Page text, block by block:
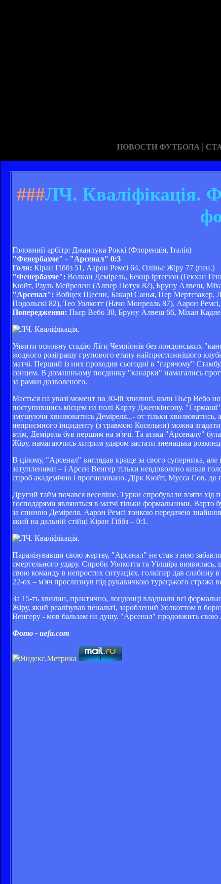
НОВОСТИ ФУТБОЛА |
###ЛЧ. Кваліфікація.
Головний арбітр: Джанлука Роккі (Флоренція, Італія)
"Фенербахче" - "Арсенал" 0:3
Голи: Кіран Гіббз 51, Аарон Ремсі 64, Олівьє Жіру 77 (пен.)
"Фенербахче": Волкан Демірель, Бекир Іртегюн (Гекхан
Кюйт, Рауль Мейрелеш (Алпер Потук 82), Бруну Алвеш,
"Арсенал": Войцех Щесни, Бакарі Санья, Пер Мертезакер,
Подольскі 82), Тео Уолкотт (Начо Монреаль 87), Аарон Ремсі,
Попередження: Пьєр Вебо 30, Бруну Алвеш 66, Міхал
Уявити основну стадію Ліги Чемпіонів без лондонських
жодного розіграшу групового етапу найпрестижнішого
матчі. Перший із них проходив сьогодні в "гарячому"
сонцем. В домашньому поєдинку "канарки" намагались
за рамки дозволеного.
Мається на увазі момент на 30-ій хвилині, коли Пьєр Вебо
поступившись місцем на полі Карлу Дженкінсону.
змушуючи хвилюватись Деміреля...- от тільки
неприємного інциденту (з травмою Косельни) можна
втім, Демірель був першим на м'ячі. Та атака "Арсеналу"
Жіру, намагаючись хитрим ударом застати зненацька
В цілому, "Арсенал" виглядав краще за свого суперника,
затупленими – і Арсен Венгер тільки невдоволено кивав
спроб академічно і прогнозовано. Дірк Кюйт, Мусса Сов, до
Другий тайм почався веселіше. Турки спробували взяти
господарями являються в матчі тільки формальними. Варто
за спиною Деміреля. Аарон Ремсі тонкою передачею
який на дальній стійці Кіран Гіббз – 0:1.
Паралізувавши свою жертву, "Арсенал" не став з нею
смертельного удару. Спроби Уолкотта та Уілшіра
свою команду в непростих ситуаціях, голкіпер дав слабину
22-ох – м'яч прослизнув під рукавичкою турецького стража
За 15-ть хвилин, практично, лондонці владнали всі
Жіру, який реалізував пенальті, зароблений Уолкоттом в
Венгеру - мов бальзам на душу. "Арсенал" продовжить свою
Фото - uefa.com